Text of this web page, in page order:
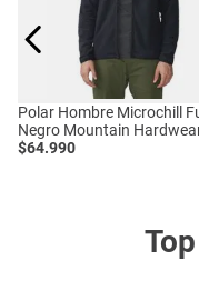
Polar Hombre Microchill
Negro Mountain
$64.990